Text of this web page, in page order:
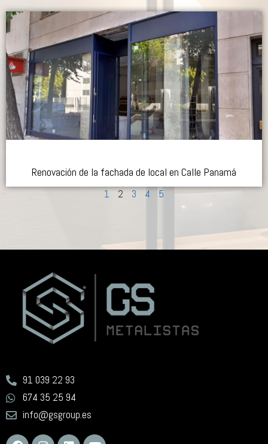
Renovación de la fachada de local en Calle Panamá
1 2 3 4 5
91 039 22 93
674 35 25 94
info@gsgroup.es